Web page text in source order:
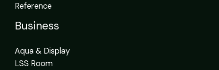
Reference
Business
Aqua & Display
LSS Room